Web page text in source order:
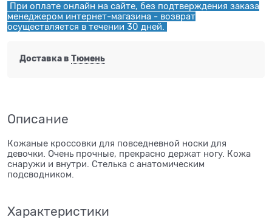
При оплате онлайн на сайте, без подтверждения заказа
менеджером интернет-магазина - возврат
осуществляется в течении 30 дней.
Доставка в Тюмень
Описание
Кожаные кроссовки для повседневной носки для
девочки. Очень прочные, прекрасно держат ногу. Кожа
снаружи и внутри. Стелька с анатомическим
подсводником.
Характеристики